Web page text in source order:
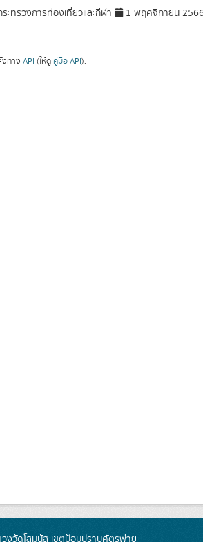
ทรวงการท่องเที่ยวและกีฬา 1 พฤศจิกายน
ทาง API (ให้ดู คู่มือ API).
งวัดโสมนัส เขตป้อมปราบศัตรูพ่าย